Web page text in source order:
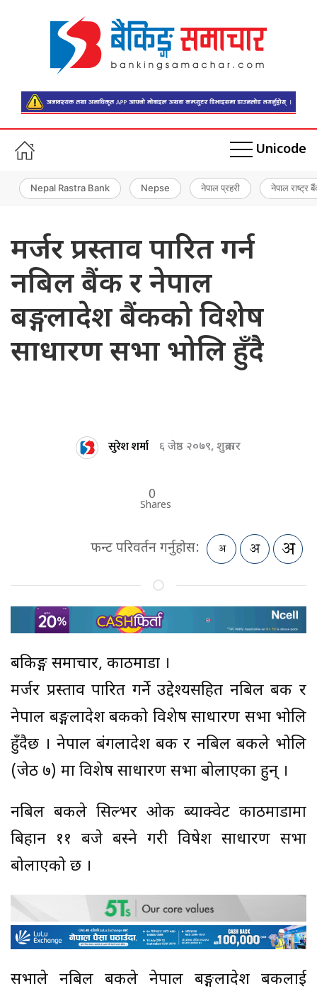
Unicode
Nepal Rastra Bank Nepse नेपाल प्रहरी नेपाल राष्ट्र
मर्जर प्रस्ताव पारित गर्न
नबिल बैंक र नेपाल
बङ्गलादेश बैंकको विशेष
साधारण सभा भोलि हुँदै
सुरेश शर्मा ६ जेष्ठ २०७९, शुक्रबार
0
Shares
फन्ट परिवर्तन गर्नुहोस:
बैंकिङ्ग समाचार, काठमाडौं ।
मर्जर प्रस्ताव पारित गर्ने उद्देश्यसहित नबिल बैंक र
नेपाल बङ्गलादेश बैंकको विशेष साधारण सभा भोलि
हुँदैछ । नेपाल बंगलादेश बैंक र नबिल बैंकले भोलि
(जेठ ७) मा विशेष साधारण सभा बोलाएका हुन् ।
नबिल बैंकले सिल्भर ओक ब्याक्वेट काठमाडौंमा
बिहान ११ बजे बस्ने गरी विषेश साधारण सभा
बोलाएको छ ।
सभाले नबिल बैंकले नेपाल बङ्गलादेश बैंकलाई